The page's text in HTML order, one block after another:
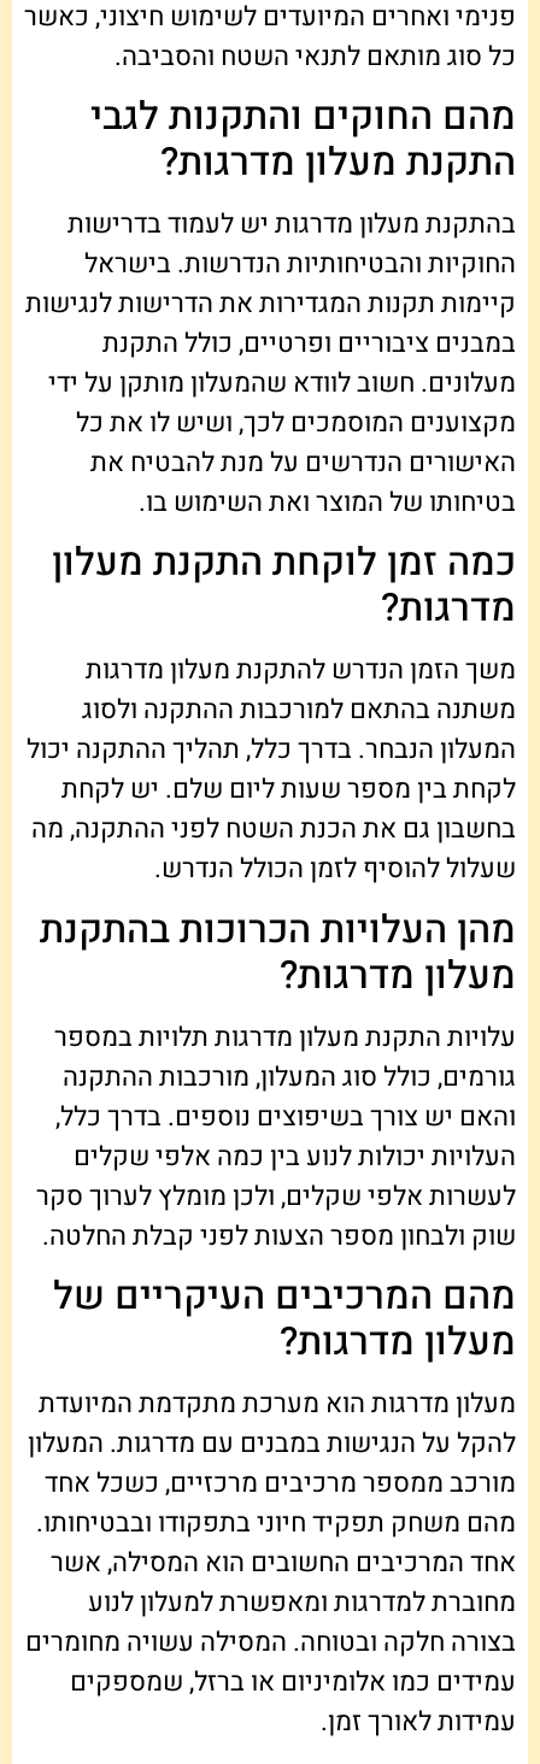
פנימי ואחרים המיועדים לשימוש חיצוני, כאשר
כל סוג מותאם לתנאי השטח והסביבה.
מהם החוקים והתקנות לגבי
התקנת מעלון מדרגות?
בהתקנת מעלון מדרגות יש לעמוד בדרישות
החוקיות והבטיחותיות הנדרשות. בישראל
קיימות תקנות המגדירות את הדרישות לנגישות
במבנים ציבוריים ופרטיים, כולל התקנת
מעלונים. חשוב לוודא שהמעלון מותקן על ידי
מקצוענים המוסמכים לכך, ושיש לו את כל
האישורים הנדרשים על מנת להבטיח את
בטיחותו של המוצר ואת השימוש בו.
כמה זמן לוקחת התקנת מעלון
מדרגות?
משך הזמן הנדרש להתקנת מעלון מדרגות
משתנה בהתאם למורכבות ההתקנה ולסוג
המעלון הנבחר. בדרך כלל, תהליך ההתקנה יכול
לקחת בין מספר שעות ליום שלם. יש לקחת
בחשבון גם את הכנת השטח לפני ההתקנה, מה
שעלול להוסיף לזמן הכולל הנדרש.
מהן העלויות הכרוכות בהתקנת
מעלון מדרגות?
עלויות התקנת מעלון מדרגות תלויות במספר
גורמים, כולל סוג המעלון, מורכבות ההתקנה
והאם יש צורך בשיפוצים נוספים. בדרך כלל,
העלויות יכולות לנוע בין כמה אלפי שקלים
לעשרות אלפי שקלים, ולכן מומלץ לערוך סקר
שוק ולבחון מספר הצעות לפני קבלת החלטה.
מהם המרכיבים העיקריים של
מעלון מדרגות?
מעלון מדרגות הוא מערכת מתקדמת המיועדת
להקל על הנגישות במבנים עם מדרגות. המעלון
מורכב ממספר מרכיבים מרכזיים, כשכל אחד
מהם משחק תפקיד חיוני בתפקודו ובבטיחותו.
אחד המרכיבים החשובים הוא המסילה, אשר
מחוברת למדרגות ומאפשרת למעלון לנוע
בצורה חלקה ובטוחה. המסילה עשויה מחומרים
עמידים כמו אלומיניום או ברזל, שמספקים
עמידות לאורך זמן.